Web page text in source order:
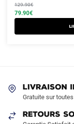
129.90€
initial
était :
79.90€
actuel
est :
LIVRAISON
Gratuite sur
RETOURS